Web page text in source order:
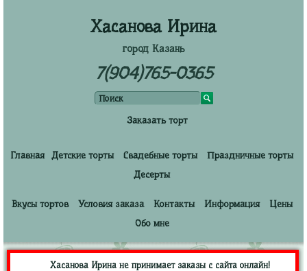
Хасанова Ирина
город Казань
7(904)765-0365
Заказать торт
Главная Детские торты Свадебные торты
Праздничные торты
Десерты
Вкусы тортов Условия заказа Контакты Информация
Цены
Обо мне
Хасанова Ирина не принимает заказы с сайта онлайн!